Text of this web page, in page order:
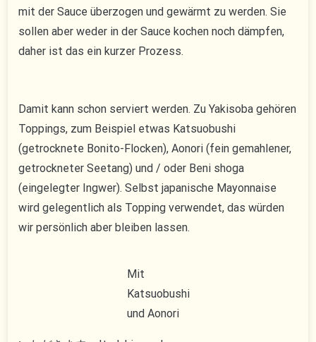
mit der Sauce überzogen und gewärmt zu werden. Sie
sollen aber weder in der Sauce kochen noch dämpfen,
daher ist das ein kurzer Prozess.
Damit kann schon serviert werden. Zu Yakisoba gehören
Toppings, zum Beispiel etwas Katsuobushi
(getrocknete Bonito-Flocken), Aonori (fein gemahlener,
getrockneter Seetang) und / oder Beni shoga
(eingelegter Ingwer). Selbst japanische Mayonnaise
wird gelegentlich als Topping verwendet, das würden
wir persönlich aber bleiben lassen.
Mit
Katsuobushi
und Aonori